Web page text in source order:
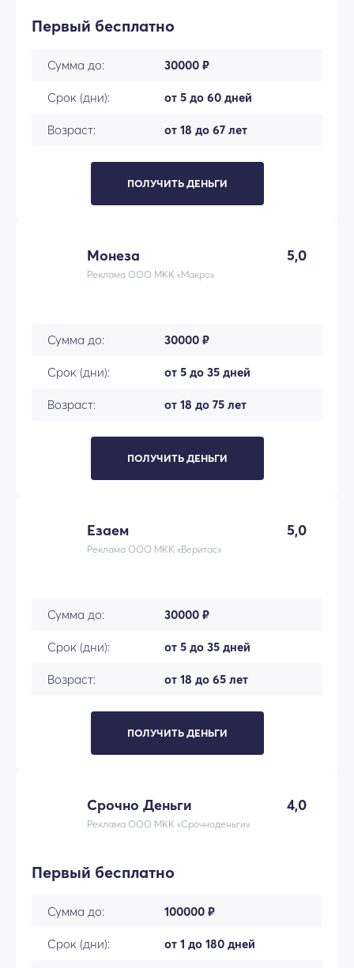
Первый бесплатно
Сумма до: 30000 ₽
Срок (дни): от 5 до 60 дней
Возраст: от 18 до 67 лет
ПОЛУЧИТЬ ДЕНЬГИ
Монеза 5,0
Реклама ООО МКК «Макро»
Сумма до: 30000 ₽
Срок (дни): от 5 до 35 дней
Возраст: от 18 до 75 лет
ПОЛУЧИТЬ ДЕНЬГИ
Езаем 5,0
Реклама ООО МКК «Веритас»
Сумма до: 30000 ₽
Срок (дни): от 5 до 35 дней
Возраст: от 18 до 65 лет
ПОЛУЧИТЬ ДЕНЬГИ
Срочно Деньги 4,0
Реклама ООО МКК «Срочноденьги»
Первый бесплатно
Сумма до: 100000 ₽
Срок (дни): от 1 до 180 дней